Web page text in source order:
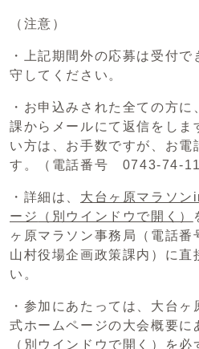
（注意）
・上記期間外の応募は受付
守してください。
・お申込みされた全ての方
課からメールにて返信をしま
い方は、お手数ですが、お電
す。（電話番号 0743-74-
・詳細は、 大台ヶ原マラソン
ージ
（別ウインドウで開く）
ヶ原マラソン事務局（電話
山村役場企画政策課内）に直
い。
・参加にあたっては、大台
式ホームページの大会概要に
（別ウインドウで開く）
を必